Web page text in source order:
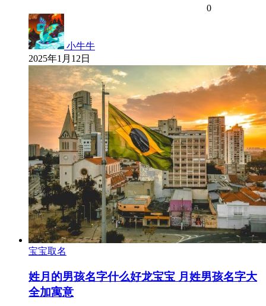
0
小牛牛
2025年1月12日
宝宝取名
姓月的男孩名字什么好龙宝宝 月姓男孩名字大
全加寓意